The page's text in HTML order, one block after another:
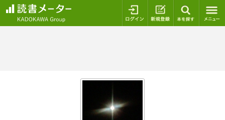
ログイン 新規登録